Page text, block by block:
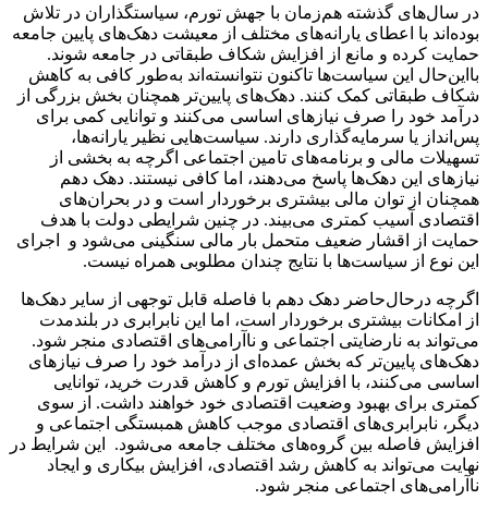
در سال‌های گذشته هم‌زمان با جهش تورم، سیاستگذاران در تلاش
بوده‌اند با اعطای یارانه‌های مختلف از معیشت دهک‌های پایین جامعه
حمایت کرده و مانع از افزایش شکاف طبقاتی در جامعه شوند.
با‌این‌حال این سیاست‌ها تاکنون نتوانسته‌اند به‌طور کافی به کاهش
شکاف طبقاتی کمک کنند. دهک‌های پایین‌تر همچنان بخش بزرگی از
درآمد خود را صرف نیازهای اساسی می‌کنند و توانایی کمی برای
پس‌انداز یا سرمایه‌گذاری دارند. سیاست‌هایی نظیر یارانه‌ها،
تسهیلات مالی و برنامه‌های تامین اجتماعی اگرچه به بخشی از
نیازهای این دهک‌ها پاسخ می‌دهند، اما کافی نیستند. دهک دهم
همچنان از توان مالی بیشتری برخوردار است و در بحران‌های
اقتصادی آسیب کمتری می‌بیند. در چنین شرایطی دولت با هدف
حمایت از اقشار ضعیف متحمل بار مالی سنگینی می‌شود و اجرای
این نوع از سیاست‌ها با نتایج چندان مطلوبی همراه نیست.
اگرچه در‌حال‌حاضر دهک دهم با فاصله قابل توجهی از سایر دهک‌ها
از امکانات بیشتری برخوردار است، اما این نابرابری در بلندمدت
می‌تواند به نارضایتی اجتماعی و ناآرامی‌های اقتصادی منجر شود.
دهک‌های پایین‌تر که بخش عمده‌ای از درآمد خود را صرف نیازهای
اساسی می‌کنند، با افزایش تورم و کاهش قدرت خرید، توانایی
کمتری برای بهبود وضعیت اقتصادی خود خواهند داشت. از سوی
دیگر، نابرابری‌های اقتصادی موجب کاهش همبستگی اجتماعی و
افزایش فاصله بین گروه‌های مختلف جامعه می‌شود. این شرایط در
نهایت می‌تواند به کاهش رشد اقتصادی، افزایش بیکاری و ایجاد
ناآرامی‌های اجتماعی منجر شود.